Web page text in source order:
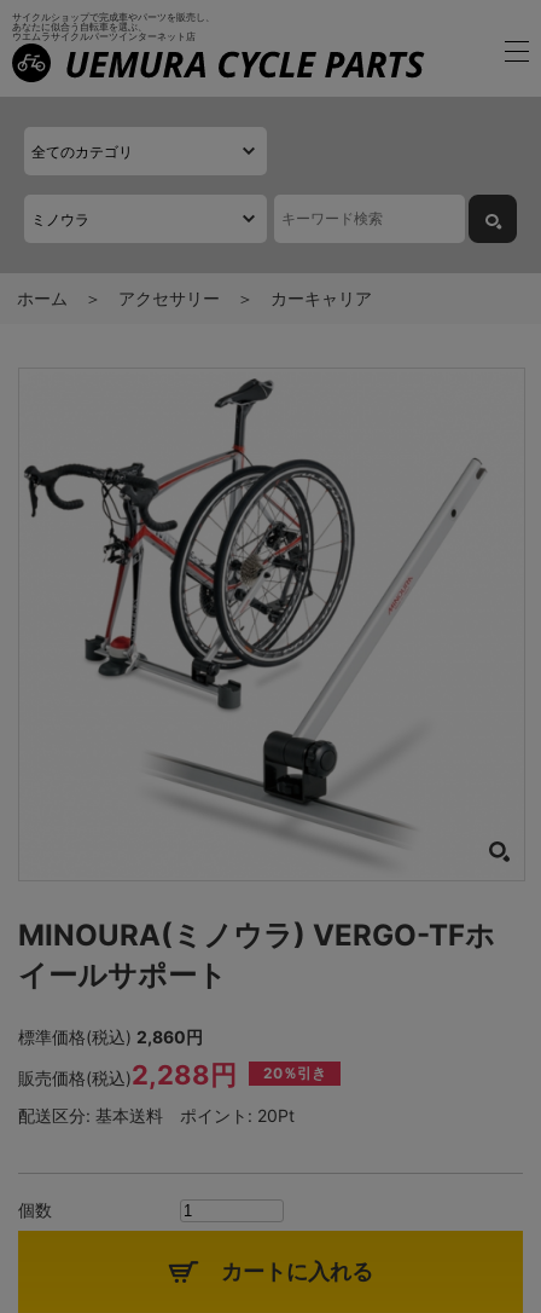
サイクルショップで完成車やパーツを販売し、
あなたに似合う自転車を選ぶ、
ウエムラサイクルパーツインターネット店
ホーム アクセサリー カーキャリア
MINOURA(ミノウラ) VERGO-TFホ
イールサポート
標準価格(税込) 2,860円
販売価格(税込)2,288円 20％引き
配送区分: 基本送料 ポイント: 20Pt
個数
カートに入れる